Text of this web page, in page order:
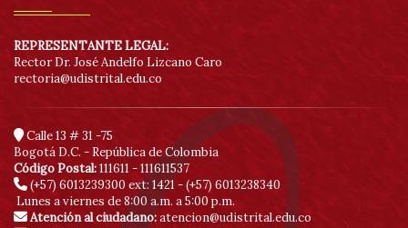
REPRESENTANTE LEGAL:
Rector Dr. José Andelfo Lizcano Caro
rectoria@udistrital.edu.co
Calle 13 # 31 -75
Bogotá D.C. - República de Colombia
Código Postal:111611 - 111611537
(+57) 6013239300 ext: 1421 - (+57) 6013238340
Lunes a viernes de 8:00 a.m. a 5:00 p.m.
Atención al ciudadano:atencion@udistrital.edu.co